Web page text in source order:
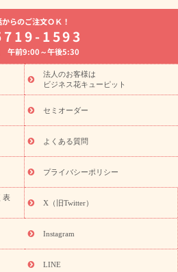
の花特集
誕生日フラワーギフト特集
ウ)
開店・開業祝い
お供え・お悔やみの花
儀に贈る花 胡蝶蘭・花鉢
ント
ひまわり ギフト・プレゼント
季節のイベント
お盆 花（新
初盆）
お盆・お供え 花とセットギ
ブドフラワー
ひまわり ギフト・プ
お中元・暑中見舞い 花のギフト特集
・プレゼント特集
敬老の日 花のおすすめランキング
敬
レゼント特集
敬老の日 花とセットギ
の日の花 全てのギフト一覧
キャン
ディアンズ』コラボキャンペーン
キャンペーン
誕生日の花を探す
生日フラワーギフト特集
生花(リンドウ)
らのご注文ＯＫ！
1593
午前9:00～午後5:30
法人のお客様は
ビジネス花キューピット
セミオーダー
よくある質問
プライバシーポリシー
表
X（旧Twitter）
Instagram
LINE